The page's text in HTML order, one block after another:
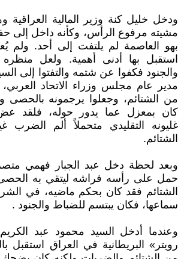
ودخل خليل كنة وزير المالية
مشيته مرفوع الرأس، وكأنه داخل إلى
بهو العاصمة لم يلتفت إلى أحد. ولم
استقبل بها أدنى أهمية. ولعل
والجنود فكفوا عن شتمه والتفتوا إلى
مدير عام مجلس وزراء الاتحاد
من الشتائم، وجعلوا يرجمونه بالحصى
كان بمعزل عما يدور حوله، فلقد
غليونه التقليدي متحملاً ألم الضرب
الشتائم.
وبعد لحظة دخل عبد الجبار فهمي
حمل على رأسه فراشه ليتقي به الحصى
الشتائم فقد كان بحكم ماضيه، في
سماعها، فكان يبتسم للضباط والجنود .
وعندما أدخل السيد محمود عبد
رويتر» البريطانية في العراق استقبل